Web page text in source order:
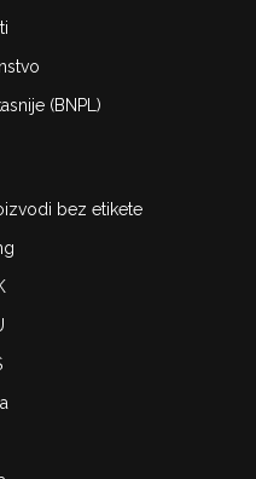
(BNPL)
bez etikete